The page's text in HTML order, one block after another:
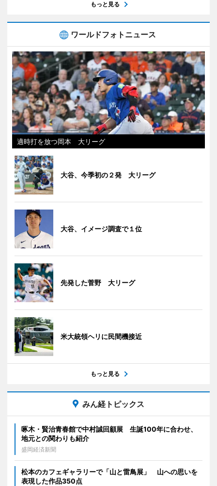
もっと見る
ワールドフォトニュース
適時打を放つ岡本 大リーグ
大谷、今季初の２発 大リーグ
大谷、イメージ調査で１位
先発した菅野 大リーグ
米大統領ヘリに民間機接近
もっと見る
みん経トピックス
啄木・賢治青春館で中村誠回顧展 生誕100年に合わせ、
地元との関わりも紹介
盛岡経済新聞
松本のカフェギャラリーで「山と雷鳥展」 山への思いを
表現した作品350点